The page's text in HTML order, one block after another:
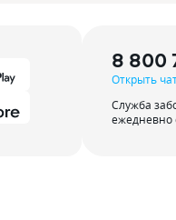
8 800
Открыть
Служба
ежедневно